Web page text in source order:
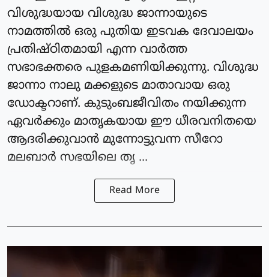
വിശുദ്ധയായ വിശുദ്ധ ജാന്നായുടെ
നാമത്തിൽ ഒരു പുതിയ ഇടവക ദേവാലയം
പ്രതിഷ്ഠിതമായി എന്ന വാർത്ത
സഭാഭക്തരെ പുളകമണിയിക്കുന്നു. വിശുദ്ധ
ജാന്നാ നാലു മക്കളുടെ മാതാവായ ഒരു
ഡോക്ടറാണ്. കുടുംബജീവിതം നയിക്കുന്ന
ഏവർക്കും മാതൃകയായ ഈ ധീരവനിതയെ
ആദരിക്കുവാൻ മുന്നോട്ടുവന്ന സീറോ
മലബാർ സഭയിലെ തൃ ...
Read More